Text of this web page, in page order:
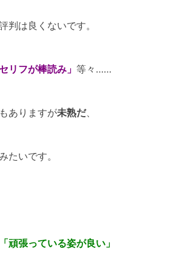
判は良くないです。
セリフが棒読み」 等々……
ありますが未熟だ、
たいです。
「頑張っている姿が良い」